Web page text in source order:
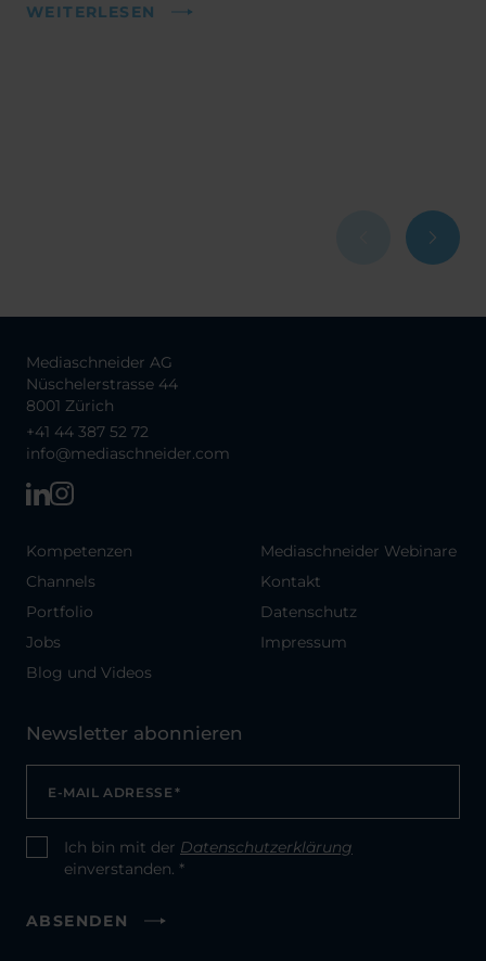
WEITERLESEN
Mediaschneider AG
Nüschelerstrasse 44
8001 Zürich
+41 44 387 52 72
info@mediaschneider.com
Kompetenzen
Channels
Portfolio
Jobs
Blog und Videos
Mediaschneider Webinare
Kontakt
Datenschutz
Impressum
Newsletter abonnieren
E-MAIL ADRESSE*
CONSENT*
Ich bin mit der Datenschutzerklärung
einverstanden. *
ABSENDEN